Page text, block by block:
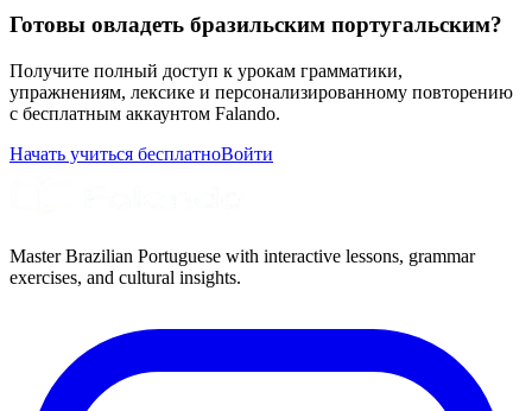
Готовы овладеть бразильским португальским?
Получите полный доступ к урокам грамматики,
упражнениям, лексике и персонализированному повторению
с бесплатным аккаунтом Falando.
Начать учиться бесплатноВойти
Master Brazilian Portuguese with interactive lessons, grammar
exercises, and cultural insights.